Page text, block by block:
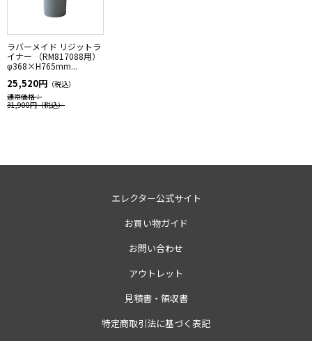
ラバーメイド リジットラ
イナー （RM817088用）
φ368×H765mm...
25,520円 （税込）
通常価格：
31,900円（税込）
エレクター公式サイト
お買い物ガイド
お問い合わせ
アウトレット
見積書・領収書
特定商取引法に基づく表記